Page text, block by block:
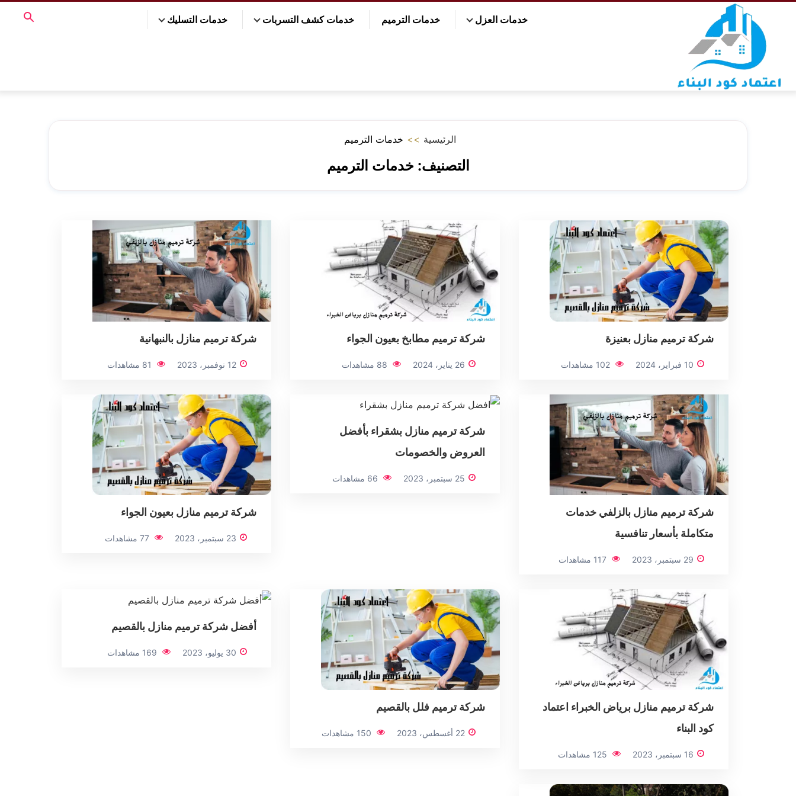
المحتوى
خدمات العزل خدمات الترميم خدمات كشف التسربات خدمات التسليك
الرئيسية >> خدمات الترميم
التصنيف: خدمات الترميم
شركة ترميم منازل بعنيزة
10 فبراير، 2024 102 مشاهدات
شركة ترميم مطابخ بعيون الجواء
26 يناير، 2024 88 مشاهدات
شركة ترميم منازل بالنبهانية
12 نوفمبر، 2023 81 مشاهدات
شركة ترميم منازل بالزلفي خدمات
متكاملة بأسعار تنافسية
29 سبتمبر، 2023 117 مشاهدات
شركة ترميم منازل بشقراء بأفضل
العروض والخصومات
25 سبتمبر، 2023 66 مشاهدات
شركة ترميم منازل بعيون الجواء
23 سبتمبر، 2023 77 مشاهدات
شركة ترميم منازل برياض الخبراء اعتماد
كود البناء
16 سبتمبر، 2023 125 مشاهدات
شركة ترميم فلل بالقصيم
22 أغسطس، 2023 150 مشاهدات
أفضل شركة ترميم منازل بالقصيم
30 يوليو، 2023 169 مشاهدات